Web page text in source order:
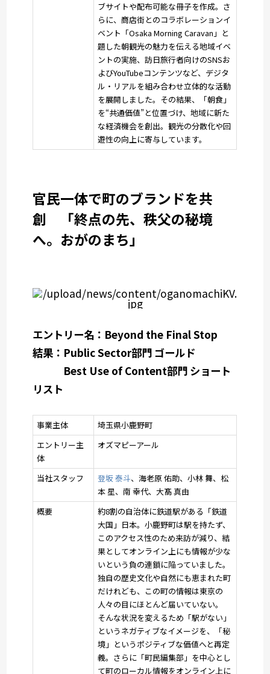
ブサイトや配布可能な冊子を作成。さ
らに、商店街とのコラボレーションイ
ベント「Osaka Morning Caravan」と
題した朝観光の魅力を伝える地域イベ
ントの実施、訪日旅行者向けのSNSお
よびYouTubeコンテンツなど、デジタ
ル・リアルを組み合わせ立体的な活動
を展開しました。その結果、「朝食」
を“共通価値”と位置づけ、地域に新た
な経済機会を創出。観光の分散化や回
遊性の向上に寄与しています。
官民一体で町のブランドを共
創 「終点の先、秩父の秘境
へ。おがのまち」
エントリー名：Beyond the Final Stop
結果：Public Sector部門 ゴールド
Best Use of Content部門 ショート
リスト
事業主体
埼玉県小鹿野町
エントリー主
体
オズマピーアール
当社スタッフ 登坂 泰斗、海老原 佑助、小林 舞、松
本 星、南 幸代、大髙 真由
概要
約8割の自治体に鉄道駅がある「鉄道
大国」日本。小鹿野町は駅を持たず、
このアクセス性のため来訪が減り、結
果としてオンライン上にも情報が少な
いという負の連鎖に陥っていました。
独自の歴史文化や自然にも恵まれた町
だけれども、この町の情報は東京の
人々の目にほとんど届いていない。
そんな状況を変えるため「駅がない」
というネガティブなイメージを、「秘
境」というポジティブな価値へと再定
義。さらに「町民編集部」を中心とし
て町のローカル情報をオンライン上に